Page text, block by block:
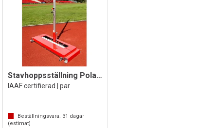
Stavhoppsställning Polanik
IAAF certifierad | par
Beställningsvara. 31 dagar
(estimat)